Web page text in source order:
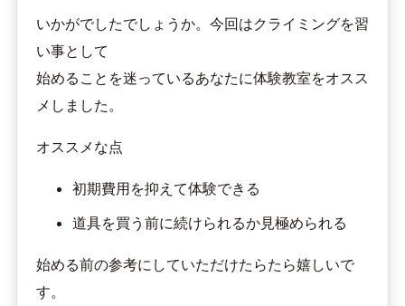
いかがでしたでしょうか。今回はクライミングを習
い事として
始めることを迷っているあなたに体験教室をオスス
メしました。
オススメな点
初期費用を抑えて体験できる
道具を買う前に続けられるか見極められる
始める前の参考にしていただけたらたら嬉しいで
す。